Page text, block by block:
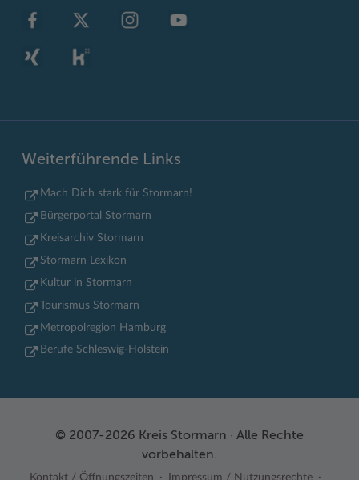
Weiterführende Links
Mach Dich stark für Stormarn!
Bürgerportal Stormarn
Kreisarchiv Stormarn
Stormarn Lexikon
Kultur in Stormarn
Tourismus Stormarn
Metropolregion Hamburg
Berufe Schleswig-Holstein
© 2007-2026 Kreis Stormarn · Alle Rechte
vorbehalten.
Kontakt / Öffnungszeiten Impressum / Nutzungsrechte